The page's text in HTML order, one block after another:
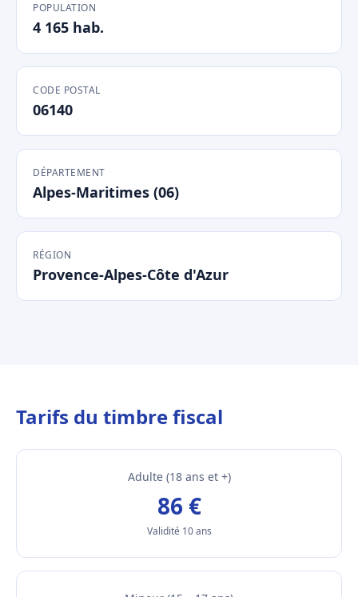
POPULATION
4 165 hab.
CODE POSTAL
06140
DÉPARTEMENT
Alpes-Maritimes (06)
RÉGION
Provence-Alpes-Côte d'Azur
Tarifs du timbre fiscal
Adulte (18 ans et +)
86 €
Validité 10 ans